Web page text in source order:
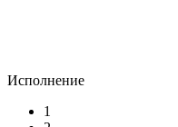
Исполнение
1